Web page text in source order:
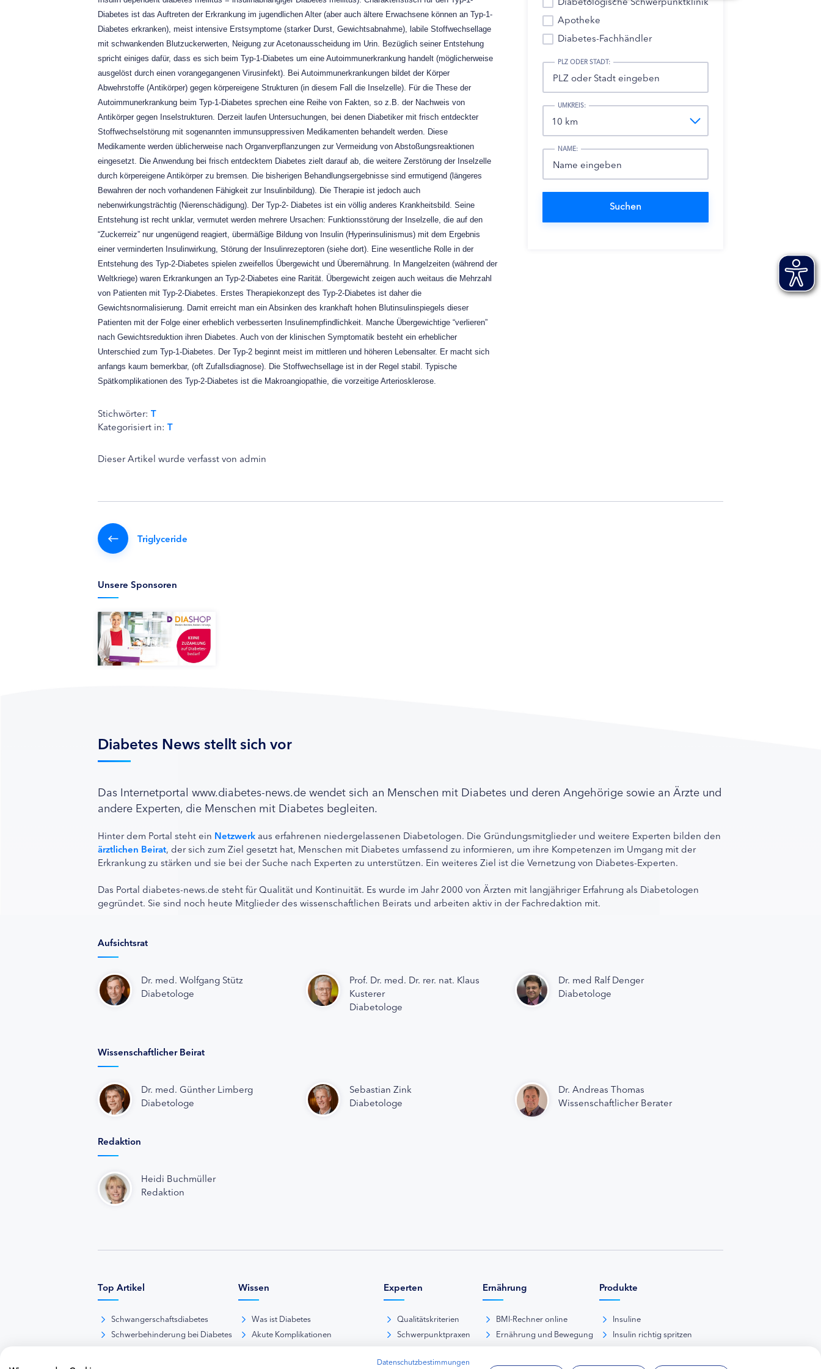
Diabetes ist das Auftreten der Erkrankung im jugendlichen Alter (aber auch ältere Erwachsene können an Typ-1-
Diabetes erkranken), meist intensive Erstsymptome (starker Durst, Gewichtsabnahme), labile Stoffwechsellage
mit schwankenden Blutzuckerwerten, Neigung zur Acetonausscheidung im Urin. Bezüglich seiner Entstehung
spricht einiges dafür, dass es sich beim Typ-1-Diabetes um eine Autoimmunerkrankung handelt (möglicherweise
ausgelöst durch einen vorangegangenen Virusinfekt). Bei Autoimmunerkrankungen bildet der Körper
Abwehrstoffe (Antikörper) gegen körpereigene Strukturen (in diesem Fall die Inselzelle). Für die These der
Autoimmunerkrankung beim Typ-1-Diabetes sprechen eine Reihe von Fakten, so z.B. der Nachweis von
Antikörper gegen Inselstrukturen. Derzeit laufen Untersuchungen, bei denen Diabetiker mit frisch entdeckter
Stoffwechselstörung mit sogenannten immunsuppressiven Medikamenten behandelt werden. Diese
Medikamente werden üblicherweise nach Organverpflanzungen zur Vermeidung von Abstoßungsreaktionen
eingesetzt. Die Anwendung bei frisch entdecktem Diabetes zielt darauf ab, die weitere Zerstörung der Inselzelle
durch körpereigene Antikörper zu bremsen. Die bisherigen Behandlungsergebnisse sind ermutigend (längeres
Bewahren der noch vorhandenen Fähigkeit zur Insulinbildung). Die Therapie ist jedoch auch
nebenwirkungsträchtig (Nierenschädigung). Der Typ-2- Diabetes ist ein völlig anderes Krankheitsbild. Seine
Entstehung ist recht unklar, vermutet werden mehrere Ursachen: Funktionsstörung der Inselzelle, die auf den
“Zuckerreiz” nur ungenügend reagiert, übermäßige Bildung von Insulin (Hyperinsulinismus) mit dem Ergebnis
einer verminderten Insulinwirkung, Störung der Insulinrezeptoren (siehe dort). Eine wesentliche Rolle in der
Entstehung des Typ-2-Diabetes spielen zweifellos Übergewicht und Überernährung. In Mangelzeiten (während der
Weltkriege) waren Erkrankungen an Typ-2-Diabetes eine Rarität. Übergewicht zeigen auch weitaus die Mehrzahl
von Patienten mit Typ-2-Diabetes. Erstes Therapiekonzept des Typ-2-Diabetes ist daher die
Gewichtsnormalisierung. Damit erreicht man ein Absinken des krankhaft hohen Blutinsulinspiegels dieser
Patienten mit der Folge einer erheblich verbesserten Insulinempfindlichkeit. Manche Übergewichtige “verlieren”
nach Gewichtsreduktion ihren Diabetes. Auch von der klinischen Symptomatik besteht ein erheblicher
Unterschied zum Typ-1-Diabetes. Der Typ-2 beginnt meist im mittleren und höheren Lebensalter. Er macht sich
anfangs kaum bemerkbar, (oft Zufallsdiagnose). Die Stoffwechsellage ist in der Regel stabil. Typische
Spätkomplikationen des Typ-2-Diabetes ist die Makroangiopathie, die vorzeitige Arteriosklerose.
Stichwörter: T
Kategorisiert in: T
Dieser Artikel wurde verfasst von admin
Triglyceride
Apotheke
Diabetes-Fachhändler
PLZ ODER STADT:
UMKREIS:
NAME:
Unsere Sponsoren
Diabetes News stellt sich vor
Das Internetportal www.diabetes-news.de wendet sich an Menschen mit Diabetes und deren Angehörige sowie an Ärzte und
andere Experten, die Menschen mit Diabetes begleiten.
Hinter dem Portal steht ein Netzwerk aus erfahrenen niedergelassenen Diabetologen. Die Gründungsmitglieder und weitere Experten bilden den
ärztlichen Beirat, der sich zum Ziel gesetzt hat, Menschen mit Diabetes umfassend zu informieren, um ihre Kompetenzen im Umgang mit der
Erkrankung zu stärken und sie bei der Suche nach Experten zu unterstützen. Ein weiteres Ziel ist die Vernetzung von Diabetes-Experten.
Das Portal diabetes-news.de steht für Qualität und Kontinuität. Es wurde im Jahr 2000 von Ärzten mit langjähriger Erfahrung als Diabetologen
gegründet. Sie sind noch heute Mitglieder des wissenschaftlichen Beirats und arbeiten aktiv in der Fachredaktion mit.
Aufsichtsrat
Dr. med. Wolfgang Stütz
Diabetologe
Prof. Dr. med. Dr. rer. nat. Klaus
Kusterer
Diabetologe
Dr. med Ralf Denger
Diabetologe
Wissenschaftlicher Beirat
Dr. med. Günther Limberg
Diabetologe
Sebastian Zink
Diabetologe
Dr. Andreas Thomas
Wissenschaftlicher Berater
Redaktion
Heidi Buchmüller
Redaktion
Top Artikel
Schwangerschaftsdiabetes
Schwerbehinderung bei Diabetes
Wissen
Was ist Diabetes
Akute Komplikationen
Experten
Qualitätskriterien
Schwerpunktpraxen
Kliniken
Ernährung
BMI-Rechner online
Ernährung und Bewegung
Lebensmittelkunde
Produkte
Insuline
Insulin richtig spritzen
Datenschutzbestimmungen